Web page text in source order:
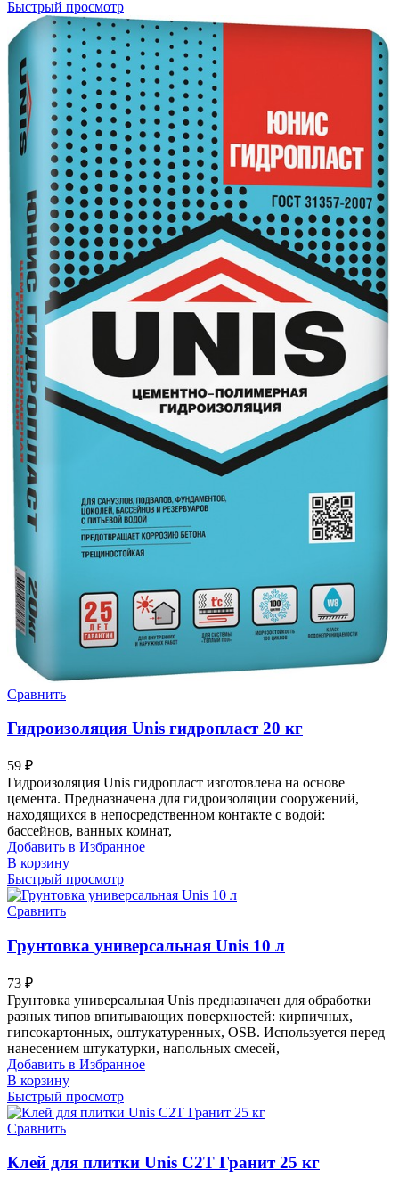
Быстрый просмотр
Сравнить
Гидроизоляция Unis гидропласт 20 кг
59 ₽
Гидроизоляция Unis гидропласт изготовлена на основе
цемента. Предназначена для гидроизоляции сооружений,
находящихся в непосредственном контакте с водой:
бассейнов, ванных комнат,
Добавить в Избранное
В корзину
Быстрый просмотр
Сравнить
Грунтовка универсальная Unis 10 л
73 ₽
Грунтовка универсальная Unis предназначен для обработки
разных типов впитывающих поверхностей: кирпичных,
гипсокартонных, оштукатуренных, OSB. Используется перед
нанесением штукатурки, напольных смесей,
Добавить в Избранное
В корзину
Быстрый просмотр
Сравнить
Клей для плитки Unis C2T Гранит 25 кг